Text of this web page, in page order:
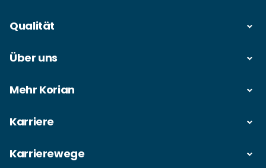
Qualität
Über uns
Mehr Korian
Karriere
Karrierewege